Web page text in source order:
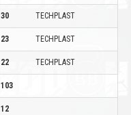
30 TECHPLAST
23 TECHPLAST
22 TECHPLAST
103
12